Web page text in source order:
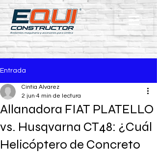
Entrada
Allanadora FIAT PLATELLO
vs. Husqvarna CT48: ¿Cuál
Helicóptero de Concreto
Cintia Alvarez
2 jun 4 min de lectura